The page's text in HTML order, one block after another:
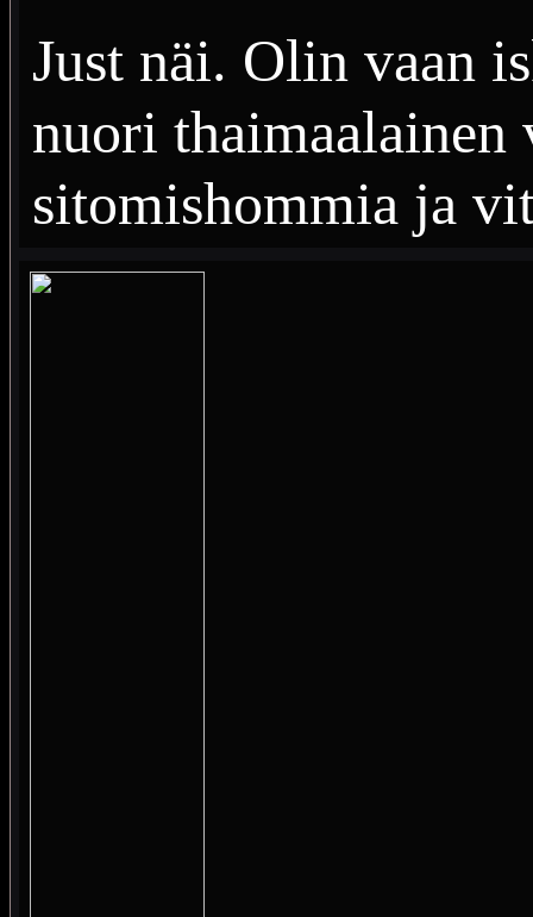
Just näi. Olin vaan
nuori thaimaalainen
sitomishommia ja